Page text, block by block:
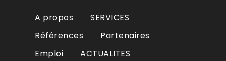
A propos
SERVICES
Références
Partenaires
Emploi
ACTUALITES